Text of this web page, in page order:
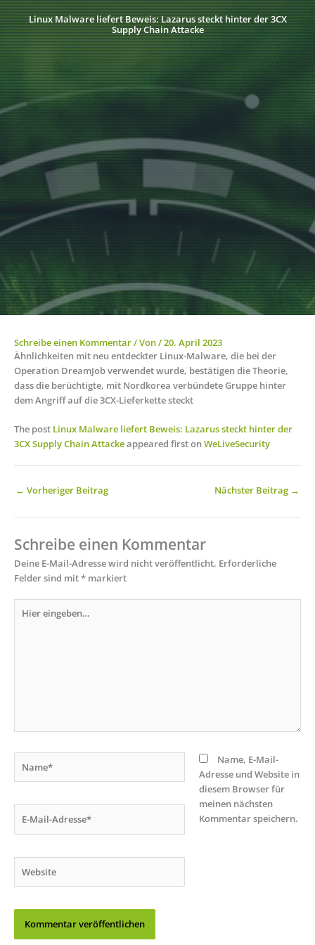
Linux Malware liefert Beweis: Lazarus steckt hinter der 3CX
Supply Chain Attacke
Schreibe einen Kommentar/ Von/20. April 2023
Ähnlichkeiten mit neu entdeckter Linux-Malware, die bei der
Operation DreamJob verwendet wurde, bestätigen die Theorie,
dass die berüchtigte, mit Nordkorea verbündete Gruppe hinter
dem Angriff auf die 3CX-Lieferkette steckt
The post Linux Malware liefert Beweis: Lazarus steckt hinter der
3CX Supply Chain Attackeappeared first onWeLiveSecurity
← Vorheriger Beitrag Nächster Beitrag →
Schreibe einen Kommentar
Deine E-Mail-Adresse wird nicht veröffentlicht. Erforderliche
Felder sind mit* markiert
eingeben…
Mail-
Name, E-Mail-
Adresse und Website in
diesem Browser für
meinen nächsten
Kommentar speichern.